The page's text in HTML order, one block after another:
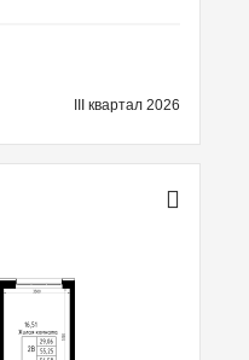
III квартал 2026